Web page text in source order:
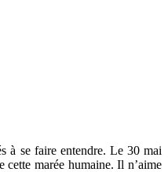
à se faire entendre. Le 30 mai
cette marée humaine. Il n’aime